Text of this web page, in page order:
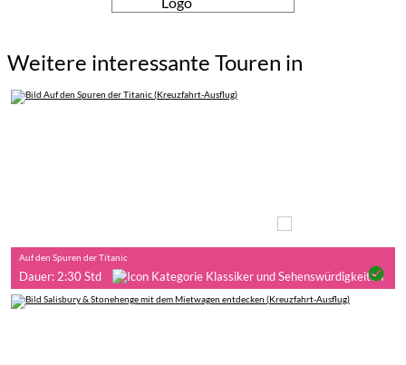
Weitere interessante Touren in
Auf den Spuren der Titanic
Dauer: 2:30 Std check_circle